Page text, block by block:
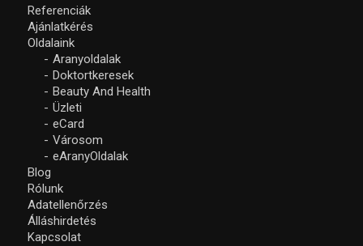
Referenciák
Ajánlatkérés
Oldalaink
Aranyoldalak
Doktortkeresek
Beauty And Health
Üzleti
eCard
Városom
eAranyOldalak
Blog
Rólunk
Adatellenőrzés
Álláshirdetés
Kapcsolat